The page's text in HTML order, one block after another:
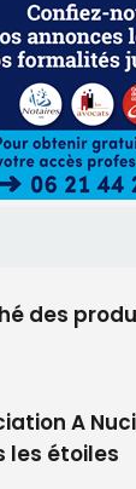
des
A
les étoiles